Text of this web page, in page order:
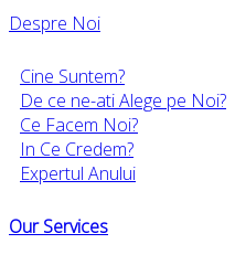
Despre Noi
Cine Suntem?
De ce ne-ati Alege pe Noi?
Ce Facem Noi?
In Ce Credem?
Expertul Anului
Our Services